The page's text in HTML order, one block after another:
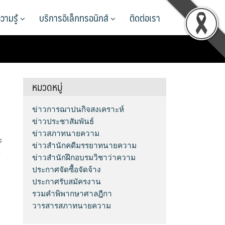
ามรู้ บริการอิเล็กทรอนิกส์ ติดต่อเรา
หมวดหมู่
ข่าวการฌาปนกิจสงเคราะห์
ข่าวประชาสัมพันธ์
ข่าวสภาทนายความ
ข่าวสำนักคดีมรรยาทนายความ
ข่าวสำนักฝึกอบรมวิชาว่าความ
ประกาศจัดซื้อจัดจ้าง
ประกาศรับสมัครงาน
รวมคำพิพากษาศาลฎีกา
วารสารสภาทนายความ